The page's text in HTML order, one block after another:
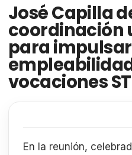
José Capilla
coordinación
para
vocaciones
En la reunión,